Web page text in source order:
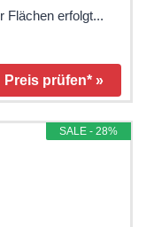
Flächen erfolgt...
Preis prüfen* »
SALE - 28%